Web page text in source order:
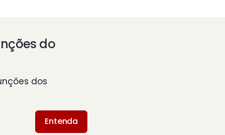
do
dos
Entenda